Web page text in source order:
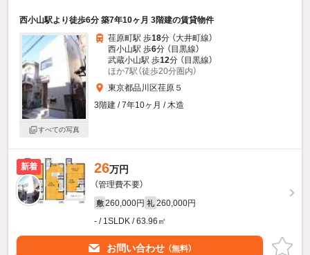
西小山駅より徒歩6分 築7年10ヶ月 3階建の賃貸物件
すべての写真
荏原町駅 歩18分 （大井町線）
西小山駅 歩6分 （目黒線）
武蔵小山駅 歩12分 （目黒線）
ほか7駅（徒歩20分圏内）
東京都品川区荏原５
3階建 / 7年10ヶ月 / 木造
新着 26万円
（管理費不要）
敷 260,000円 礼 260,000円
- / 1SLDK / 63.96㎡
お問い合わせ （無料）